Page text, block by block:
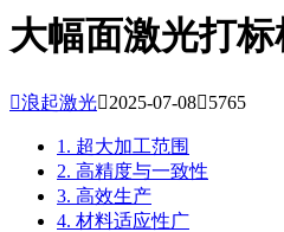
大幅面激光打
浪起激光2025-07-085765
1. 超大加工范围
2. 高精度与一致性
3. 高效生产
4. 材料适应性广